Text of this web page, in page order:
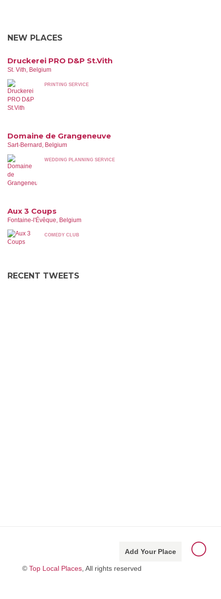
NEW PLACES
Druckerei PRO D&P St.Vith
St. Vith, Belgium
PRINTING SERVICE
Domaine de Grangeneuve
Sart-Bernard, Belgium
WEDDING PLANNING SERVICE
Aux 3 Coups
Fontaine-l'Évêque, Belgium
COMEDY CLUB
RECENT TWEETS
Add Your Place
© Top Local Places , All rights reserved